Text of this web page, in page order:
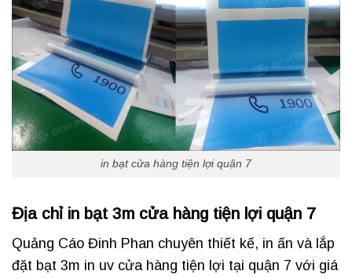
in bạt cửa hàng tiện lợi quận 7
Địa chỉ in bạt 3m cửa hàng tiện lợi quận 7
Quảng Cáo Đinh Phan chuyên thiết kế, in ấn và lắp
đặt bạt 3m in uv cửa hàng tiện lợi tại quận 7 với giá